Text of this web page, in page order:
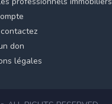
don
légales